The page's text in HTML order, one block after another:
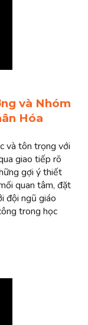
và Nhóm
Hóa
và tôn trọng với
giao tiếp rõ
gợi ý thiết
quan tâm, đặt
đội ngũ giáo
trong học